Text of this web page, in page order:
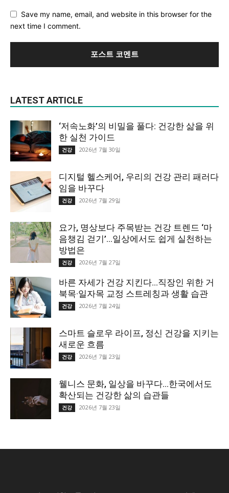
Save my name, email, and website in this browser for the
next time I comment.
LATEST ARTICLE
‘저속노화’의 비밀을 풀다: 건강한 삶을 위
한 실천 가이드
건강 2026년 7월 30일
디지털 헬스케어, 우리의 건강 관리 패러다
임을 바꾸다
건강 2026년 7월 29일
요가, 명상보다 주목받는 건강 트렌드 ‘마
음챙김 걷기’…일상에서도 쉽게 실천하는
방법은
건강 2026년 7월 27일
바른 자세가 건강 지킨다…직장인 위한 거
북목·일자목 교정 스트레칭과 생활 습관
건강 2026년 7월 24일
스마트 슬로우 라이프, 정신 건강을 지키는
새로운 흐름
건강 2026년 7월 23일
웰니스 문화, 일상을 바꾸다…한국에서도
확산되는 건강한 삶의 습관들
건강 2026년 7월 23일